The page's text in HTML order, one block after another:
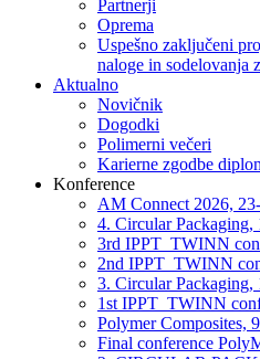
Partnerji
Oprema
Uspešno zaključeni
naloge in sodelovanja
Aktualno
Novičnik
Dogodki
Polimerni večeri
Karierne zgodbe
Konference
AM Connect 2026,
4. Circular
3rd IPPT_TWINN
2nd IPPT_TWINN
3. Circular
1st IPPT_TWINN
Polymer Composites,
Final conference